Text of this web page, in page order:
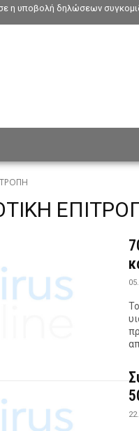
η υποβολή δηλώσεων